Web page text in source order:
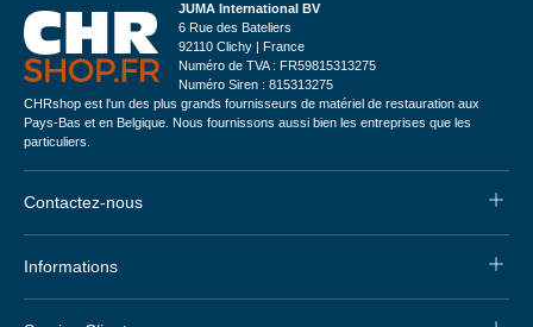
JUMA International BV
6 Rue des Bateliers
92110 Clichy | France
Numéro de TVA : FR59815313275
Numéro Siren : 815313275
CHRshop est l'un des plus grands fournisseurs de matériel de restauration aux
Pays-Bas et en Belgique. Nous fournissons aussi bien les entreprises que les
particuliers.
Contactez-nous
Informations